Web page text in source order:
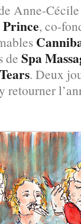
Anne-
, co-
de Spa
. Deux
retourner